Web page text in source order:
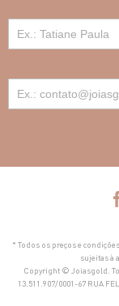
* Todos os preços e
sujeitas à
Copyright © Joiasgold.
13.511.907/0001-67 RUA